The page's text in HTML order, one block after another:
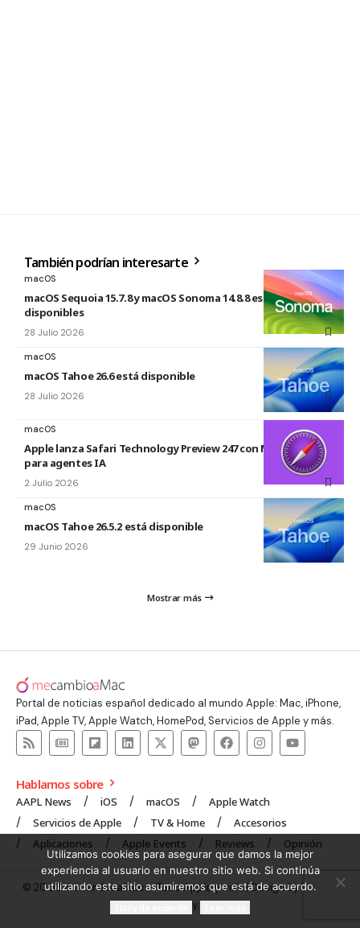
También podrían interesarte
macOS
macOS Sequoia 15.7.8 y macOS Sonoma 14.8.8 están
disponibles
28 Julio 2026
macOS
macOS Tahoe 26.6 está disponible
28 Julio 2026
macOS
Apple lanza Safari Technology Preview 247 con MCP Server
para agentes IA
2 Julio 2026
macOS
macOS Tahoe 26.5.2 está disponible
29 Junio 2026
Mostrar más
Portal de noticias español dedicado al mundo Apple: Mac, iPhone,
iPad, Apple TV, Apple Watch, HomePod, Servicios de Apple y más.
Hablamos sobre
AAPL News iOS macOS
Apple Watch
Servicios de Apple
TV & Home
Accesorios
Aplicaciones
Apple Events Reviews Opinión
© 2008 mecambioaMac – Todo Apple y más | Design byUNXON
Agency.
Utilizamos cookies para asegurar que damos la mejor
experiencia al usuario en nuestro sitio web. Si continúa
utilizando este sitio asumiremos que está de acuerdo.